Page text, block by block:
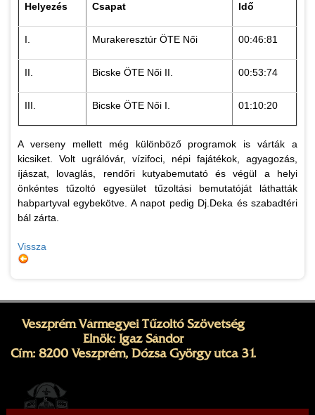
Helyezés Csapat Idő
I. Murakeresztúr ÖTE Női 00:46:81
II. Bicske ÖTE Női II. 00:53:74
III. Bicske ÖTE Női I. 01:10:20
A verseny mellett még különböző programok is várták a
kicsiket. Volt ugrálóvár, vízifoci, népi fajátékok, agyagozás,
íjászat, lovaglás, rendőri kutyabemutató és végül a helyi
önkéntes tűzoltó egyesület tűzoltási bemutatóját láthatták
habpartyval egybekötve. A napot pedig Dj.Deka és szabadtéri
bál zárta.
Vissza
Veszprém Vármegyei Tűzoltó Szövetség
Elnök: Igaz Sándor
Cím: 8200 Veszprém, Dózsa György utca 31.